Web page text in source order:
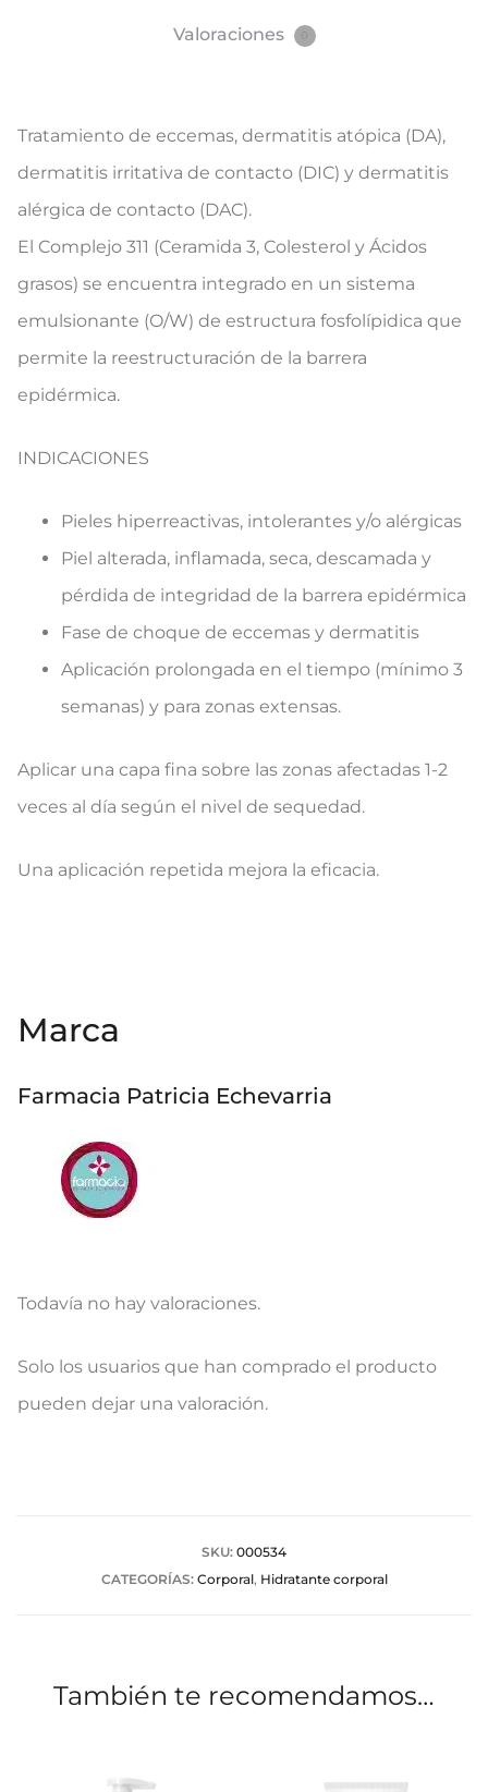
Valoraciones
​​​Tratamiento de eccemas, dermatitis atópica (DA),
dermatitis irritativa de contacto (DIC) y dermatitis
alérgica de contacto (DAC)​​.
El Complejo 311 (Ceramida 3, Colesterol y Á​cidos
grasos) se encuentra integrado en un sistema
emulsionante (O/W) de estructura fosfolípidica que
permite la reestructuración de la barrera
epidérmica.
INDICACIONES
​Pieles hiperreactivas, intolerantes y/o alérgicas
Piel alterada, inflamada, seca, descamada y
pérdida de integridad de la barrera epidérmica
Fase de choque de eccemas y dermatitis
Aplicación prolongada en el tiempo (mínimo 3
semanas) y para zonas extensas.
Aplicar una capa fina sobre las zonas afectadas 1-2
veces al día según el nivel de sequedad.
Una aplicación repetida mejora la eficacia.
Marca
Farmacia Patricia Echevarria
V
a
Todavía no hay valoraciones.
Solo los usuarios que han comprado el producto
pueden dejar una valoración.
SKU: 000534
CATEGORÍAS: Corporal, Hidratante corporal
También te recomendamos…